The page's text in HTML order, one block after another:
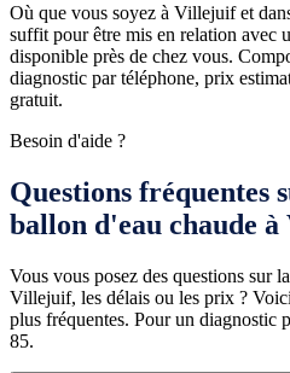
Où que vous soyez à Villejuif et
suffit pour être mis en relation avec
disponible près de chez vous.
diagnostic par téléphone, prix
gratuit.
Besoin d'aide ?
Questions fréquentes
ballon d'eau chaude
Vous vous posez des questions sur
Villejuif, les délais ou les prix ?
plus fréquentes. Pour un diagnostic
85.